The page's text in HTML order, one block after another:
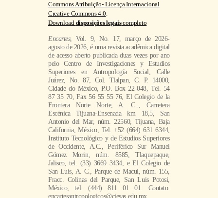
Commons Atribuição- Licença Internacional
Creative Commons 4.0.
Download disposições legaiscompleto
Encartes, Vol. 9, No. 17, março de 2026-
agosto de 2026, é uma revista acadêmica digital
de acesso aberto publicada duas vezes por ano
pelo Centro de Investigaciones y Estudios
Superiores en Antropología Social, Calle
Juárez, No. 87, Col. Tlalpan, C. P. 14000,
Cidade do México, P.O. Box 22-048, Tel. 54
87 35 70, Fax 56 55 55 76, El Colegio de la
Frontera Norte Norte, A. C.., Carretera
Escénica Tijuana-Ensenada km 18,5, San
Antonio del Mar, núm. 22560, Tijuana, Baja
California, México, Tel. +52 (664) 631 6344,
Instituto Tecnológico y de Estudios Superiores
de Occidente, A.C., Periférico Sur Manuel
Gómez Morin, núm. 8585, Tlaquepaque,
Jalisco, tel. (33) 3669 3434, e El Colegio de
San Luís, A. C., Parque de Macul, núm. 155,
Fracc. Colinas del Parque, San Luis Potosi,
México, tel. (444) 811 01 01. Contato:
encartesantropologicos@ciesas.edu.mx.